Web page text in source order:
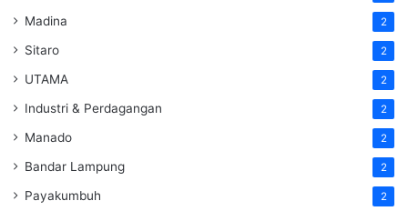
Madina 2
Sitaro 2
UTAMA 2
Industri & Perdagangan 2
Manado 2
Bandar Lampung 2
Payakumbuh 2